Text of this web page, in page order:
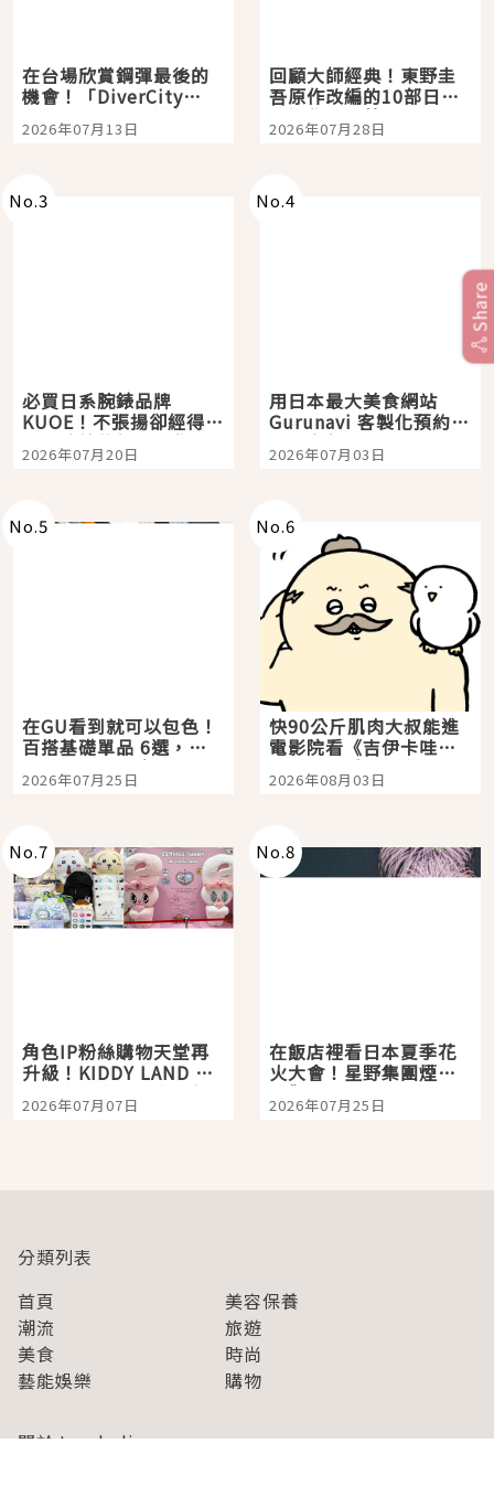
在台場欣賞鋼彈最後的
機會！「DiverCity
Tokyo Plaza」搭船、
購物、美食及夜景，一
2026年07月13日
回顧大師經典！東野圭
吾原作改編的10部日本
影視作品推薦
2026年07月28日
No.3
必買日系腕錶品牌
KUOE！不張揚卻經得起
時間洗鍊的經典之作五
選
2026年07月20日
No.4
用日本最大美食網站
Gurunavi 客製化預約九
大都市餐廳，打造專屬
美食體驗！
2026年07月03日
No.5
在GU看到就可以包色！
百搭基礎單品 6選，閉
眼全收也不心疼
2026年07月25日
No.6
快90公斤肌肉大叔能進
電影院看《吉伊卡哇》
嗎？日本重金屬樂團
「打首」會長與nagano
2026年08月03日
No.7
角色IP粉絲購物天堂再
升級！KIDDY LAND 原
宿店吉伊卡哇迎客，新
開幕 OMOKADO 店3分
2026年07月07日
No.8
在飯店裡看日本夏季花
火大會！星野集團煙火
景觀飯店6選，讓你不用
人擠人悠閒欣賞
2026年07月25日
Share
分類列表
首頁
美容保養
潮流
旅遊
美食
時尚
藝能娛樂
購物
關於Japaholic